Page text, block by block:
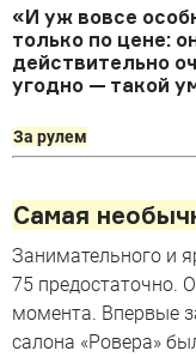
«И уж вовсе
только по цене:
действительно
угодно — такой
За рулем
Самая
Занимательного и
75
момента. Впервые
салона «Ровера»